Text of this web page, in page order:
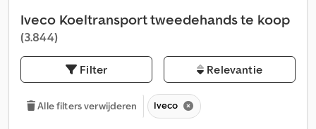
Iveco Koeltransport tweedehands te koop
(3.844)
Filter Relevantie
Alle filters verwijderen Iveco